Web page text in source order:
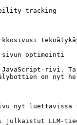
tracking
optimointi
rivi.
on nyt
nyt luettavissa
julkaistut LLM-